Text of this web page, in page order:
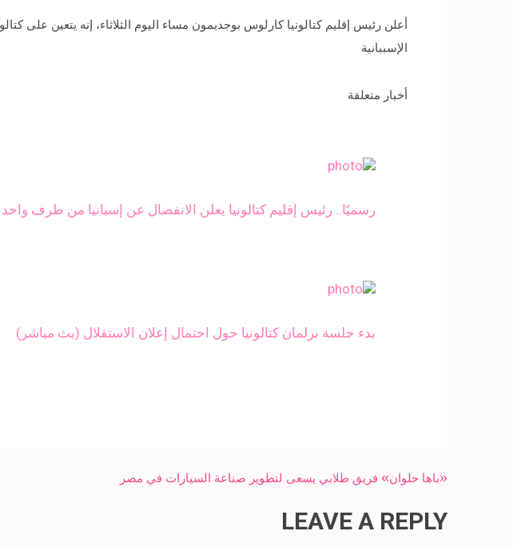
أعلن رئيس إقليم كتالونيا كارلوس بوجديمون مساء اليوم الثلاثاء، إنه يتعين على
الإسببانية
أخبار متعلقة
رسميًا.. رئيس إقليم كتالونيا يعلن الانفصال عن إسبانيا من طرف
بدء جلسة برلمان كتالونيا حول احتمال إعلان الاستقلال (بث مباشر)
Post
«باها حلوان» فريق طلابي يسعى لتطوير صناعة السيارات في مصر
LEAVE A REPLY